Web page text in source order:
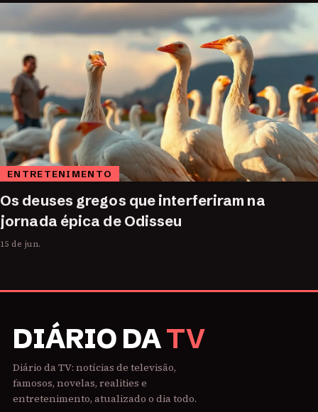
ENTRETENIMENTO
Os deuses gregos que interferiram na
jornada épica de Odisseu
15 de jun.
DIÁRIO DATV
Diário da TV: notícias de televisão,
famosos, novelas, realities e
entretenimento, atualizado o dia todo.